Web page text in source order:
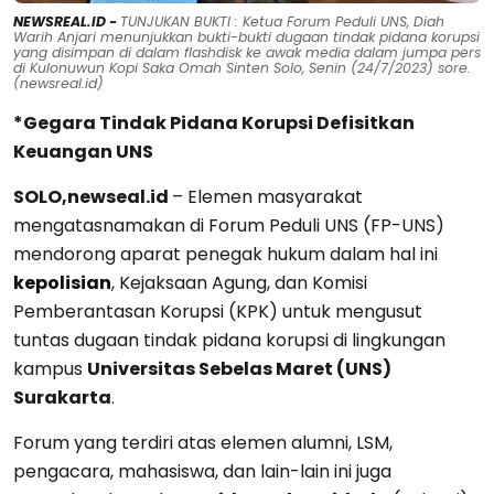
NEWSREAL.ID - TUNJUKAN BUKTI : Ketua Forum Peduli UNS, Diah
Warih Anjari menunjukkan bukti-bukti dugaan tindak pidana korupsi
yang disimpan di dalam flashdisk ke awak media dalam jumpa pers
di Kulonuwun Kopi Saka Omah Sinten Solo, Senin (24/7/2023) sore.
(newsreal.id)
*Gegara Tindak Pidana Korupsi Defisitkan
Keuangan UNS
SOLO,newseal.id – Elemen masyarakat
mengatasnamakan di Forum Peduli UNS (FP-UNS)
mendorong aparat penegak hukum dalam hal ini
kepolisian, Kejaksaan Agung, dan Komisi
Pemberantasan Korupsi (KPK) untuk mengusut
tuntas dugaan tindak pidana korupsi di lingkungan
kampus Universitas Sebelas Maret (UNS)
Surakarta.
Forum yang terdiri atas elemen alumni, LSM,
pengacara, mahasiswa, dan lain-lain ini juga